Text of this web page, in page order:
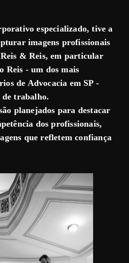
especializado, tive a
imagens profissionais
& Reis, em particular
Reis - um dos mais
de Advocacia em SP -
de trabalho.
planejados para destacar
dos profissionais,
que refletem confiança